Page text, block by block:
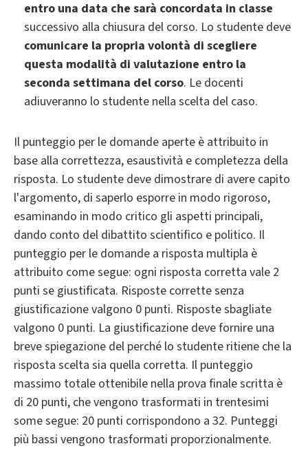
entro una data che sarà concordata in classe
successivo alla chiusura del corso. Lo studente deve
comunicare la propria volontà di scegliere
questa modalità di valutazione entro la
seconda settimana del corso. Le docenti
adiuveranno lo studente nella scelta del caso.
Il punteggio per le domande aperte è attribuito in
base alla correttezza, esaustività e completezza della
risposta. Lo studente deve dimostrare di avere capito
l'argomento, di saperlo esporre in modo rigoroso,
esaminando in modo critico gli aspetti principali,
dando conto del dibattito scientifico e politico. Il
punteggio per le domande a risposta multipla è
attribuito come segue: ogni risposta corretta vale 2
punti se giustificata. Risposte corrette senza
giustificazione valgono 0 punti. Risposte sbagliate
valgono 0 punti. La giustificazione deve fornire una
breve spiegazione del perché lo studente ritiene che la
risposta scelta sia quella corretta. Il punteggio
massimo totale ottenibile nella prova finale scritta è
di 20 punti, che vengono trasformati in trentesimi
some segue: 20 punti corrispondono a 32. Punteggi
più bassi vengono trasformati proporzionalmente.